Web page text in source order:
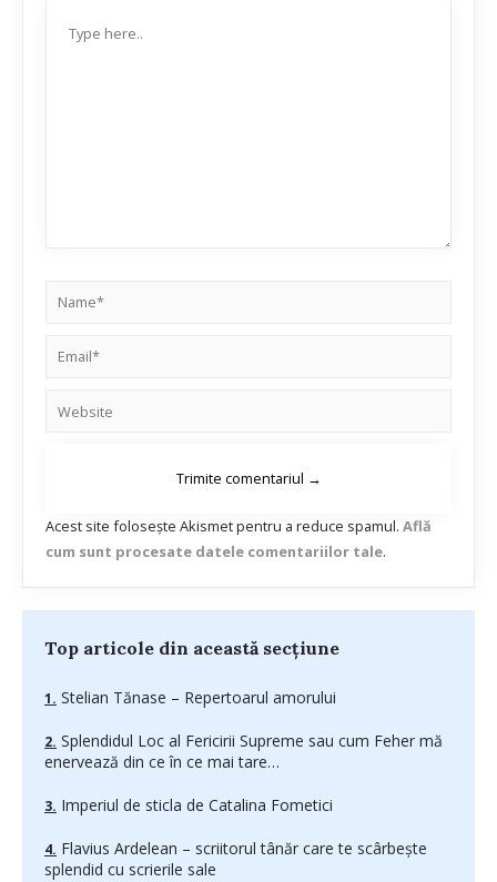
Acest site folosește Akismet pentru a reduce spamul. Află
cum sunt procesate datele comentariilor tale.
Top articole din această secțiune
Stelian Tănase – Repertoarul amorului
Splendidul Loc al Fericirii Supreme sau cum Feher mă
enervează din ce în ce mai tare…
Imperiul de sticla de Catalina Fometici
Flavius Ardelean – scriitorul tânăr care te scârbește
splendid cu scrierile sale